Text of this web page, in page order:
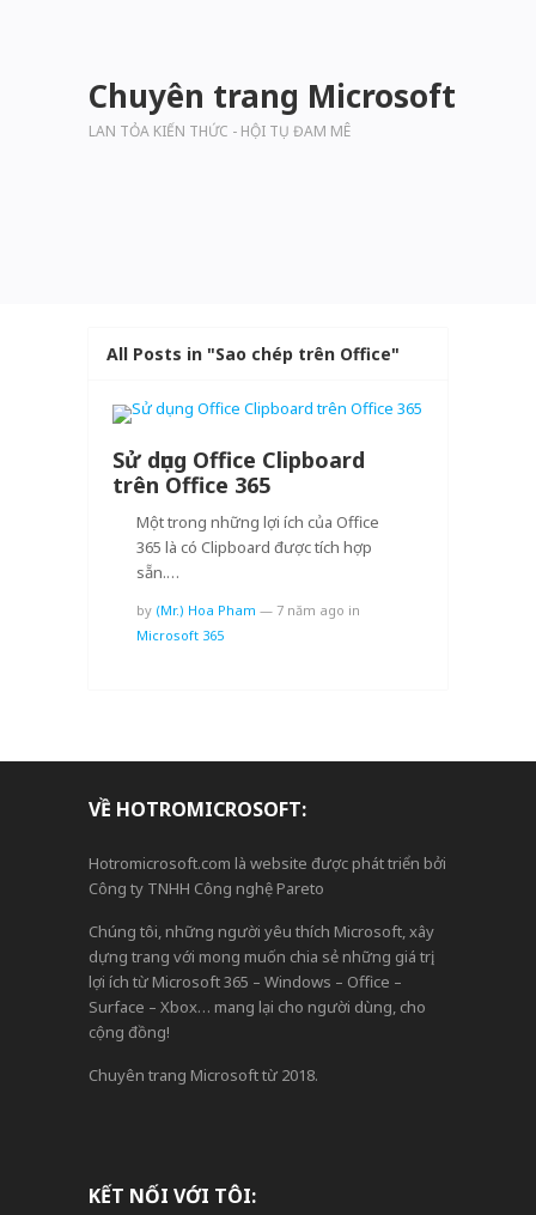
Chuyên trang Microsoft
LAN TỎA KIẾN THỨC - HỘI TỤ ĐAM MÊ
All Posts in "Sao chép trên Office"
Sử dụng Office Clipboard
trên Office 365
Một trong những lợi ích của Office
365 là có Clipboard được tích hợp
sẵn.…
by (Mr.) Hoa Pham — 7 năm ago in
Microsoft 365
VỀ HOTROMICROSOFT:
Hotromicrosoft.com là website được phát triển bởi
Công ty TNHH Công nghệ Pareto
Chúng tôi, những người yêu thích Microsoft, xây
dựng trang với mong muốn chia sẻ những giá trị,
lợi ích từ Microsoft 365 – Windows – Office –
Surface – Xbox… mang lại cho người dùng, cho
cộng đồng!
Chuyên trang Microsoft từ 2018.
KẾT NỐI VỚI TÔI: